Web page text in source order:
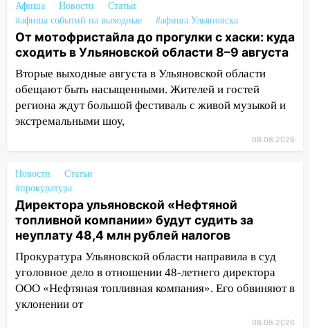
закончится сегодня: сильные ливни
сохранятся 9 августа
13:15 Трижды «брал в долг» без спроса:
житель Вешкаймского района похитил у
знакомого 191 тысячу рублей
13:14 Ураган оторвал светофор на
проспекте Филатова в Ульяновске
на электрощит
13:10 В Заволжском районе дерево
упало во дворе
13:08
Ураган ударил по Ульяновску:
сорванные крыши, поваленные деревья,
затопленные улицы и остановившиеся
трамваи
Ульяновск накрыл крупный град:
Афиша Новости
Статьи
#афиша событий на выходные
#афиша Ульяновска
От мотофристайла до прогулки с хаски: куда
сходить в Ульяновской области 8–9 августа
Вторые выходные августа в Ульяновской области
обещают быть насыщенными. Жителей и гостей
региона ждут большой фестиваль с живой музыкой и
экстремальными шоу,
08.08.2026
Новости
Статьи
#прокуратура
Директора ульяновской «Нефтяной
топливной компании» будут судить за
неуплату 48,4 млн рублей налогов
Прокуратура Ульяновской области направила в суд
уголовное дело в отношении 48-летнего директора
ООО «Нефтяная топливная компания». Его обвиняют в
уклонении от
08.08.2026